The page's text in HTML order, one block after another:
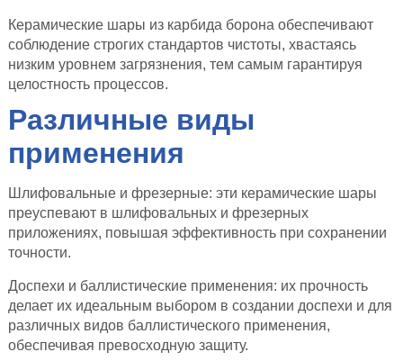
Керамические шары из карбида борона обеспечивают
соблюдение строгих стандартов чистоты, хвастаясь
низким уровнем загрязнения, тем самым гарантируя
целостность процессов.
Различные виды
применения
Шлифовальные и фрезерные: эти керамические шары
преуспевают в шлифовальных и фрезерных
приложениях, повышая эффективность при сохранении
точности.
Доспехи и баллистические применения: их прочность
делает их идеальным выбором в создании доспехи и для
различных видов баллистического применения,
обеспечивая превосходную защиту.